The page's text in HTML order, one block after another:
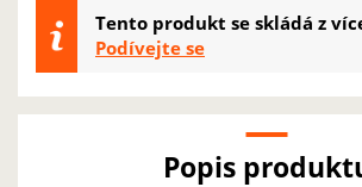
Tento produkt se skládá z
Podívejte se
Popis